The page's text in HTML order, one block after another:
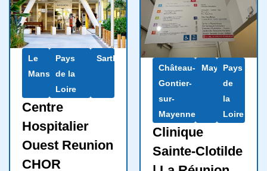
Le
Mans
Pays
de la
Loire
Sarthe
Centre
Hospitalier
Ouest Reunion
CHOR
Château-
Gontier-
sur-
Mayenne
Mayenne
Pays
de
la
Loire
Clinique
Sainte-Clotilde